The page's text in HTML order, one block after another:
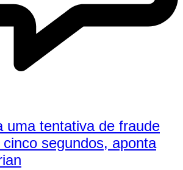
uma tentativa de fraude
segundos, aponta